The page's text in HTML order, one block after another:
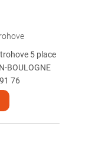
5 place
BOULOGNE
76